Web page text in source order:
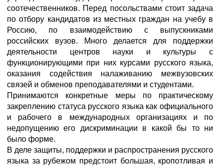
соотечественников. Перед посольствами стоит задача
по отбору кандидатов из местных граждан на учебу в
Россию, по взаимодействию с выпускниками
российских вузов. Много делается для поддержки
деятельности центров науки и культуры с
функционирующими при них курсами русского языка,
оказания содействия налаживанию межвузовских
связей и обменов преподавателями и студентами.
Принимаются конкретные меры по практическому
закреплению статуса русского языка как официального
и рабочего в международных организациях и по
недопущению его дискриминации в какой бы то ни
было форме.
В деле защиты, поддержки и распространения русского
языка за рубежом предстоит большая, кропотливая и